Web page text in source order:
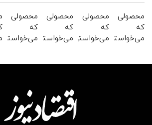
محصولی
که
می‌خواستی
محصولی
که
می‌خواستی
محصولی
که
می‌خواستی
بخر !
محصولی
که
می‌خواستی
بخر !